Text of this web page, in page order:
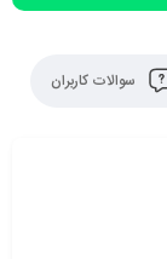
سوالات کاربران